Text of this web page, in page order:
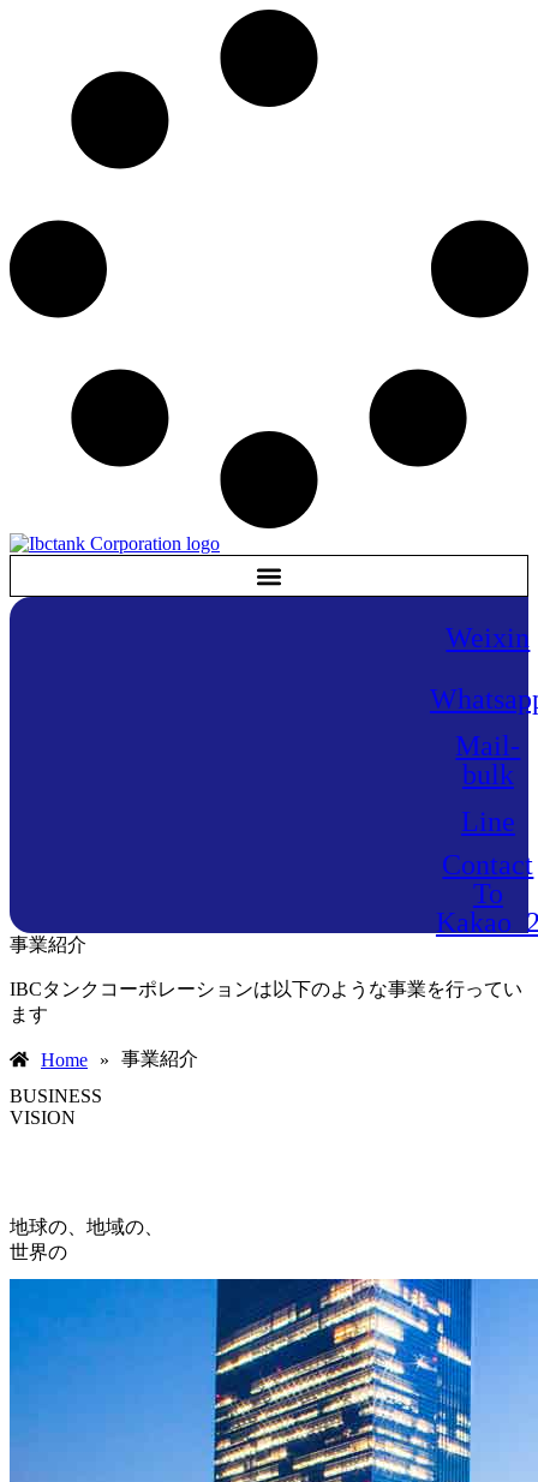
Weixin
Mail-
bulk
Line
Contact
To
事業紹介
IBCタンクコーポレーションは以下のような事業を行ってい
ます
Home »
事業紹介
BUSINESS
VISION
地球の、地域の、
世界の